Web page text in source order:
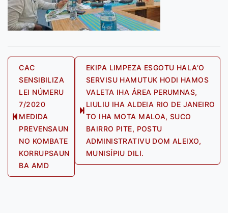
Post
navigation
Previous
post:
CAC
SENSIBILIZA
LEI NÚMERU
7/2020
MEDIDA
PREVENSAUN
NO KOMBATE
KORRUPSAUN
BA AMD
Next
post:
EKIPA LIMPEZA ESGOTU HALA’O
SERVISU HAMUTUK HODI HAMOS
VALETA IHA ÁREA PERUMNAS,
LIULIU IHA ALDEIA RIO DE JANEIRO
TO IHA MOTA MALOA, SUCO
BAIRRO PITE, POSTU
ADMINISTRATIVU DOM ALEIXO,
MUNISÍPIU DILI.